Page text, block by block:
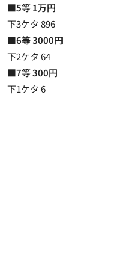
■5等 1万円
下3ケタ 896
■6等 3000円
下2ケタ 64
■7等 300円
下1ケタ 6